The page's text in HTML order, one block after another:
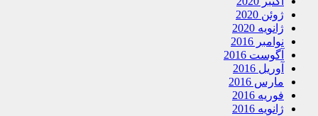
ژوئن 2020
ژانویه 2020
نوامبر 2016
آگوست 2016
آوریل 2016
مارس 2016
فوریه 2016
ژانویه 2016